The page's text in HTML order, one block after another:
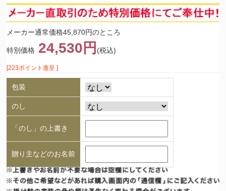
メーカー通常価格45,870円のところ
特別価格 24,530円 (税込)
[223ポイント進呈 ]
包装
のし
「のし」の上書き
贈り主などのお名前